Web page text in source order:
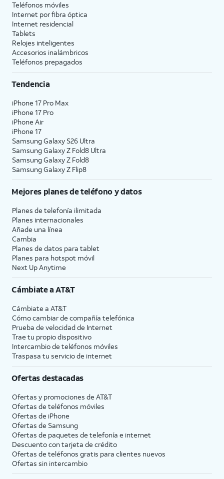
Teléfonos móviles
Internet por fibra óptica
Internet residencial
Tablets
Relojes inteligentes
Accesorios inalámbricos
Teléfonos prepagados
Tendencia
iPhone 17 Pro Max
iPhone 17 Pro
iPhone Air
iPhone 17
Samsung Galaxy S26 Ultra
Samsung Galaxy Z Fold8 Ultra
Samsung Galaxy Z Fold8
Samsung Galaxy Z Flip8
Mejores planes de teléfono y datos
Planes de telefonía ilimitada
Planes internacionales
Añade una línea
Cambia
Planes de datos para tablet
Planes para hotspot móvil
Next Up Anytime
Cámbiate aAT&T
Cámbiate a AT&T
Cómo cambiar de compañía telefónica
Prueba de velocidad de Internet
Trae tu propio dispositivo
Intercambio de teléfonos móviles
Traspasa tu servicio de internet
Ofertas destacadas
Ofertas y promociones de AT&T
Ofertas de teléfonos móviles
Ofertas de iPhone
Ofertas de Samsung
Ofertas de paquetes de telefonía e internet
Descuento con tarjeta de crédito
Ofertas de teléfonos gratis para clientes nuevos
Ofertas sin intercambio